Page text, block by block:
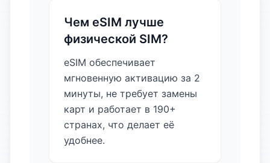
Чем eSIM лучше
физической SIM?
eSIM обеспечивает
мгновенную активацию за 2
минуты, не требует замены
карт и работает в 190+
странах, что делает её
удобнее.